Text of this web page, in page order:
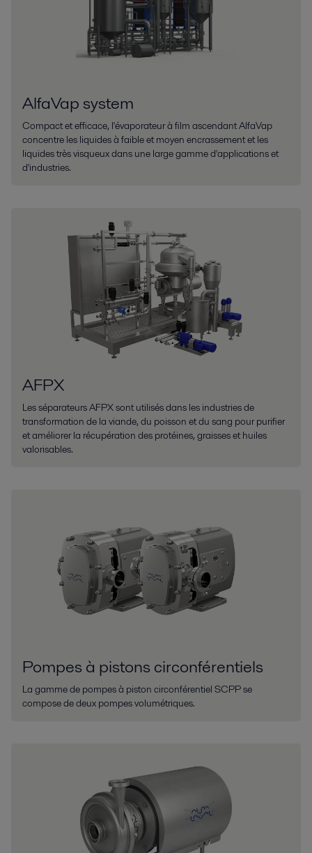
AlfaVap system
Compact et efficace, l'évaporateur à film ascendant AlfaVap
concentre les liquides à faible et moyen encrassement et les
liquides très visqueux dans une large gamme d'applications et
d'industries.
AFPX
Les séparateurs AFPX sont utilisés dans les industries de
transformation de la viande, du poisson et du sang pour purifier
et améliorer la récupération des protéines, graisses et huiles
valorisables.
Pompes à pistons circonférentiels
La gamme de pompes à piston circonférentiel SCPP se
compose de deux pompes volumétriques.